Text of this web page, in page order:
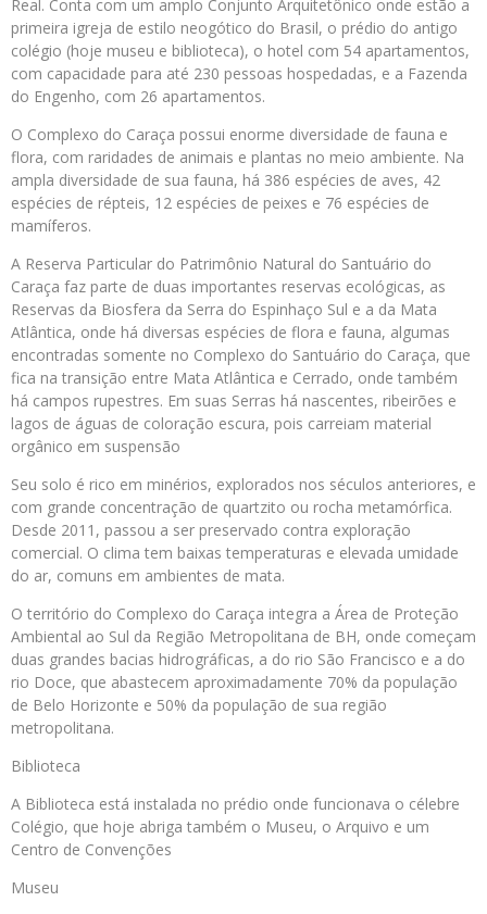
Real. Conta com um amplo Conjunto Arquitetônico onde estão a
primeira igreja de estilo neogótico do Brasil, o prédio do antigo
colégio (hoje museu e biblioteca), o hotel com 54 apartamentos,
com capacidade para até 230 pessoas hospedadas, e a Fazenda
do Engenho, com 26 apartamentos.
O Complexo do Caraça possui enorme diversidade de fauna e
flora, com raridades de animais e plantas no meio ambiente. Na
ampla diversidade de sua fauna, há 386 espécies de aves, 42
espécies de répteis, 12 espécies de peixes e 76 espécies de
mamíferos.
A Reserva Particular do Patrimônio Natural do Santuário do
Caraça faz parte de duas importantes reservas ecológicas, as
Reservas da Biosfera da Serra do Espinhaço Sul e a da Mata
Atlântica, onde há diversas espécies de flora e fauna, algumas
encontradas somente no Complexo do Santuário do Caraça, que
fica na transição entre Mata Atlântica e Cerrado, onde também
há campos rupestres. Em suas Serras há nascentes, ribeirões e
lagos de águas de coloração escura, pois carreiam material
orgânico em suspensão
Seu solo é rico em minérios, explorados nos séculos anteriores, e
com grande concentração de quartzito ou rocha metamórfica.
Desde 2011, passou a ser preservado contra exploração
comercial. O clima tem baixas temperaturas e elevada umidade
do ar, comuns em ambientes de mata.
O território do Complexo do Caraça integra a Área de Proteção
Ambiental ao Sul da Região Metropolitana de BH, onde começam
duas grandes bacias hidrográficas, a do rio São Francisco e a do
rio Doce, que abastecem aproximadamente 70% da população
de Belo Horizonte e 50% da população de sua região
metropolitana.
Biblioteca
A Biblioteca está instalada no prédio onde funcionava o célebre
Colégio, que hoje abriga também o Museu, o Arquivo e um
Centro de Convenções
Museu